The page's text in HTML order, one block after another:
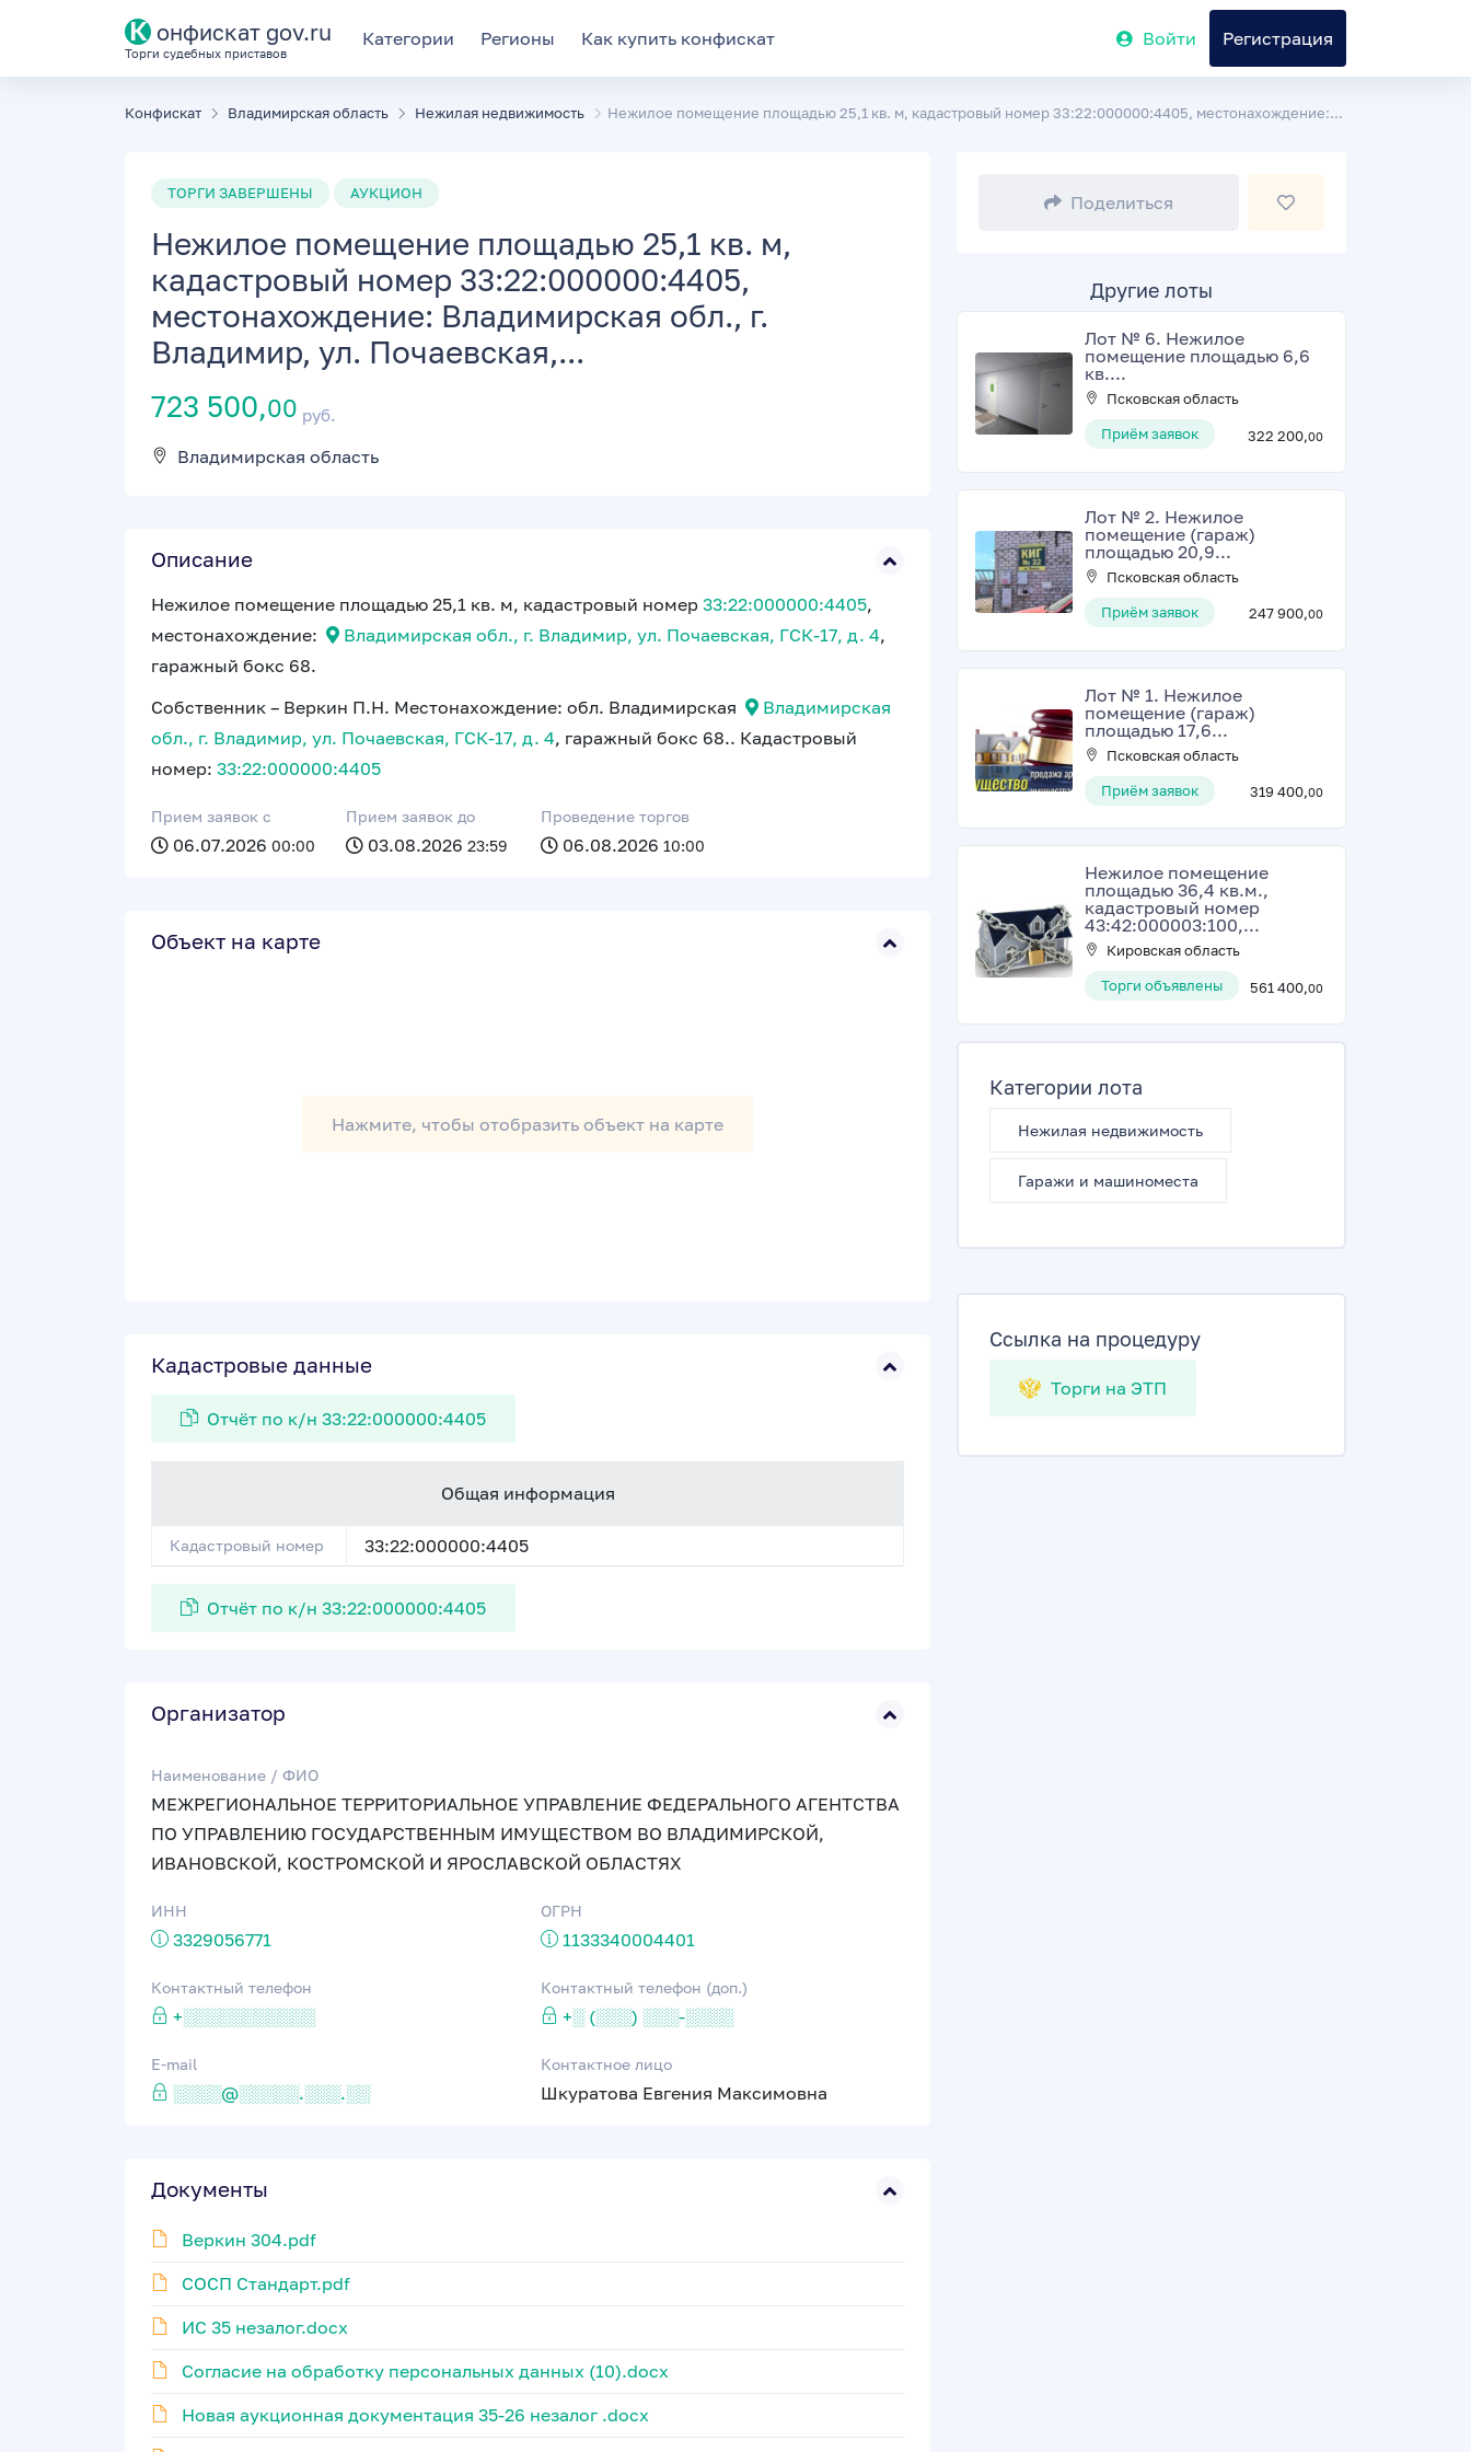
К онфискат gov.ru
Торги судебных приставов
Категории Регионы Как купить конфискат Войти Регистрация
Конфискат Владимирская область Нежилая недвижимость Нежилое помещение площадью 25,1 кв. м, кадастровый номер 33:22:000000:4405, местонахождение:...
ТОРГИ ЗАВЕРШЕНЫ АУКЦИОН
Нежилое помещение площадью 25,1 кв. м,
кадастровый номер 33:22:000000:4405,
местонахождение: Владимирская обл., г.
Владимир, ул. Почаевская,...
723 500,00 руб.
Владимирская область
Описание
Нежилое помещение площадью 25,1 кв. м, кадастровый номер 33:22:000000:4405,
местонахождение:
Владимирская обл., г. Владимир, ул. Почаевская, ГСК-17, д. 4,
гаражный бокс 68.
Собственник – Веркин П.Н. Местонахождение: обл. Владимирская
Владимирская
обл., г. Владимир, ул. Почаевская, ГСК-17, д. 4, гаражный бокс 68.. Кадастровый
номер: 33:22:000000:4405
Прием заявок c
06.07.2026 00:00
Прием заявок до
03.08.2026 23:59
Проведение торгов
06.08.2026 10:00
Объект на карте
Нажмите, чтобы отобразить объект на карте
Кадастровые данные
Отчёт по к/н 33:22:000000:4405
Общая информация
Кадастровый номер 33:22:000000:4405
Отчёт по к/н 33:22:000000:4405
Организатор
Наименование / ФИО
МЕЖРЕГИОНАЛЬНОЕ ТЕРРИТОРИАЛЬНОЕ УПРАВЛЕНИЕ ФЕДЕРАЛЬНОГО АГЕНТСТВА
ПО УПРАВЛЕНИЮ ГОСУДАРСТВЕННЫМ ИМУЩЕСТВОМ ВО ВЛАДИМИРСКОЙ,
ИВАНОВСКОЙ, КОСТРОМСКОЙ И ЯРОСЛАВСКОЙ ОБЛАСТЯХ
ИНН
3329056771
ОГРН
1133340004401
Контактный телефон
+░░░░░░░░░░░
Контактный телефон (доп.)
+░ (░░░) ░░░-░░░░
E-mail
░░░░@░░░░░.░░░.░░
Контактное лицо
Шкуратова Евгения Максимовна
Документы
Веркин 304.pdf
СОСП Стандарт.pdf
ИС 35 незалог.docx
Согласие на обработку персональных данных (10).docx
Новая аукционная документация 35-26 незалог .docx
Поделиться
Другие лоты
Лот № 6. Нежилое
помещение площадью 6,6
кв....
Псковская область
Приём заявок
322 200,00
Лот № 2. Нежилое
помещение (гараж)
площадью 20,9...
Псковская область
Приём заявок
247 900,00
Лот № 1. Нежилое
помещение (гараж)
площадью 17,6...
Псковская область
Приём заявок
319 400,00
Нежилое помещение
площадью 36,4 кв.м.,
кадастровый номер
43:42:000003:100,...
Кировская область
Торги объявлены
561 400,00
Категории лота
Нежилая недвижимость
Гаражи и машиноместа
Ссылка на процедуру
Торги на ЭТП